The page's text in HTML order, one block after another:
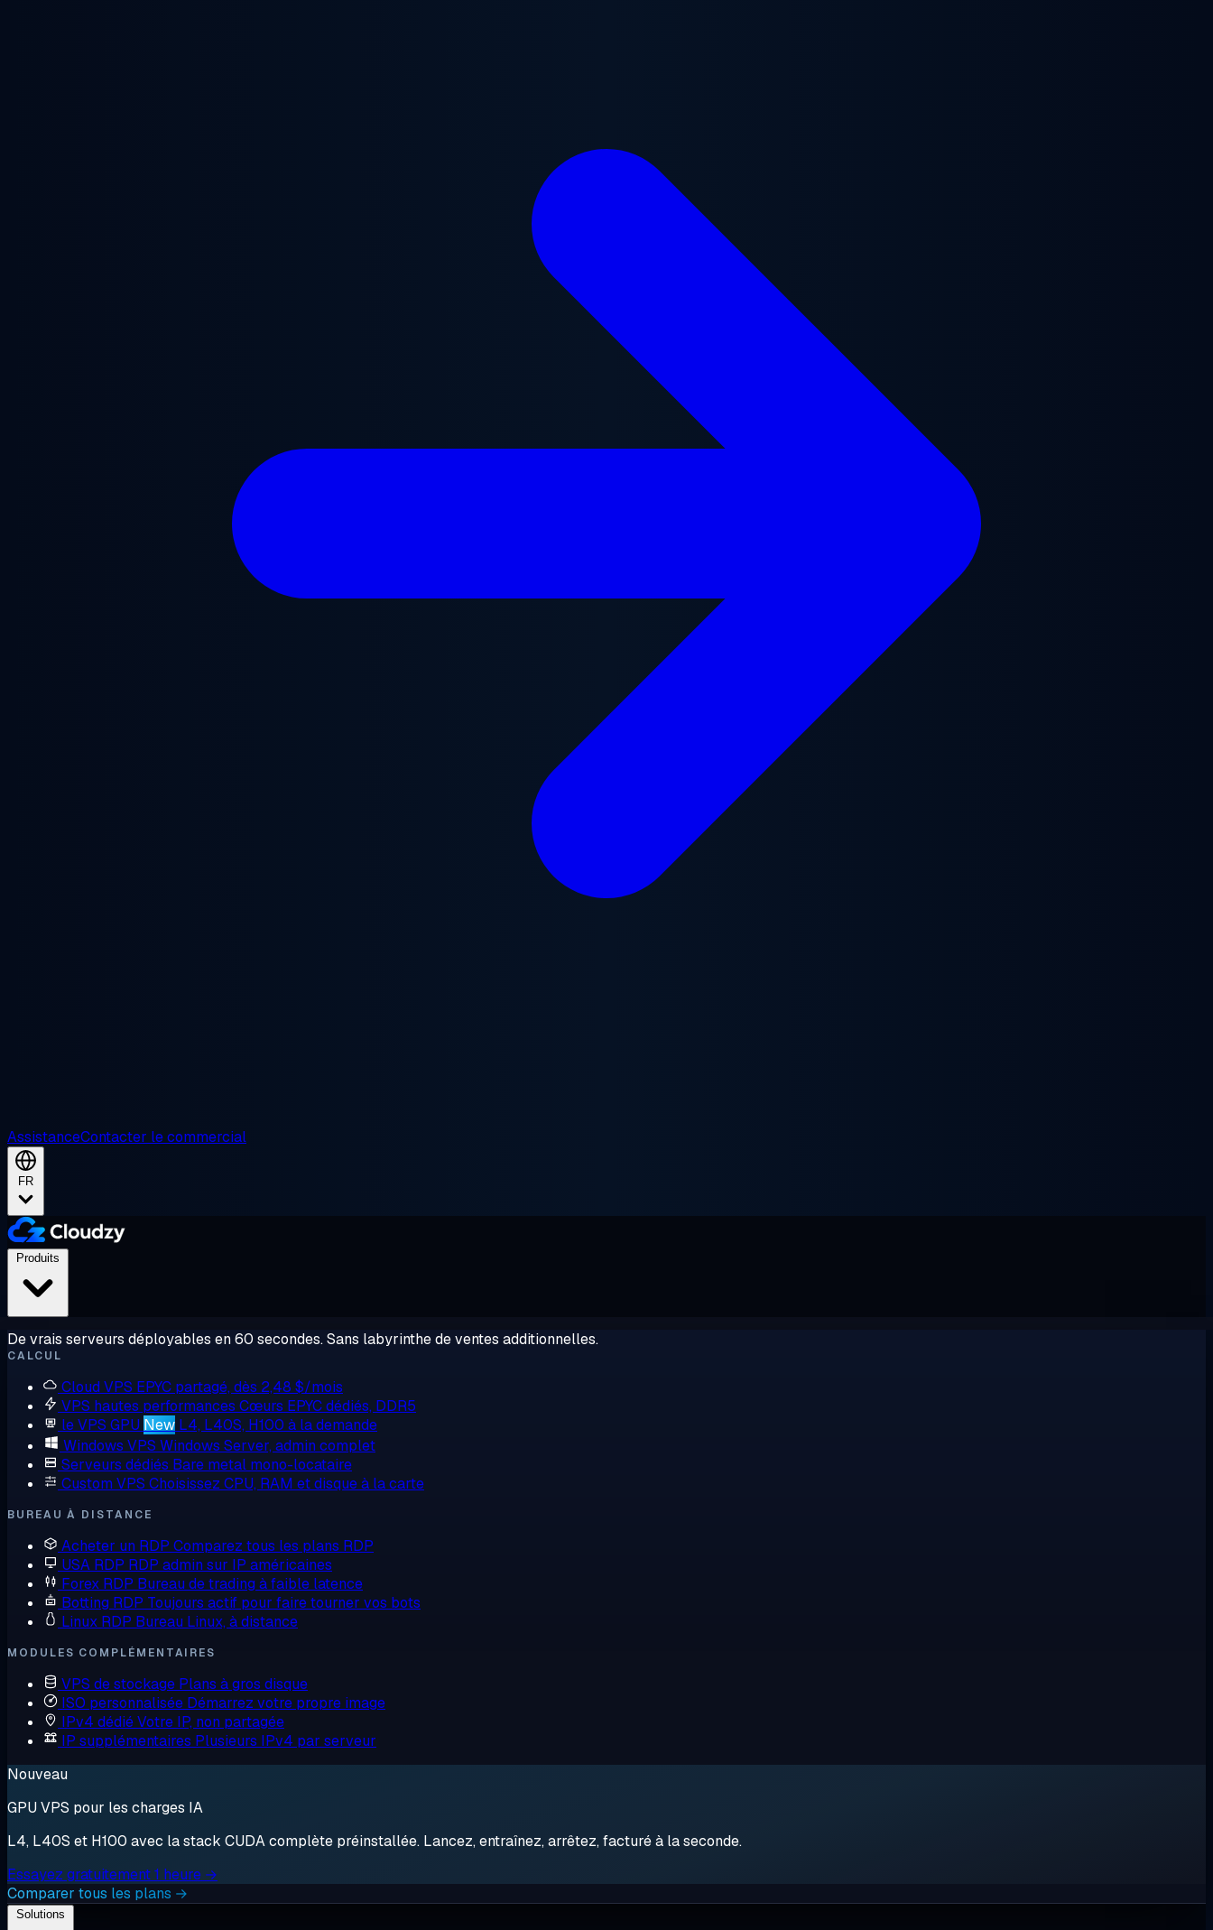
AssistanceContacter le commercial
FR
De vrais serveurs déployables en 60 secondes. Sans labyrinthe de ventes additionnelles.
CALCUL
Cloud VPS EPYC partagé, dès 2,48 $/mois
VPS hautes performances Cœurs EPYC dédiés, DDR5
le VPS GPU New L4, L40S, H100 à la demande
Windows VPS Windows Server, admin complet
Serveurs dédiés Bare metal mono-locataire
Custom VPS Choisissez CPU, RAM et disque à la carte
BUREAU À DISTANCE
Acheter un RDP Comparez tous les plans RDP
USA RDP RDP admin sur IP américaines
Forex RDP Bureau de trading à faible latence
Botting RDP Toujours actif pour faire tourner vos bots
Linux RDP Bureau Linux, à distance
MODULES COMPLÉMENTAIRES
VPS de stockage Plans à gros disque
ISO personnalisée Démarrez votre propre image
IPv4 dédiéVotre IP, non partagée
IP supplémentaires Plusieurs IPv4 par serveur
Nouveau
GPU VPS pour les charges IA
L4, L40S et H100 avec la stack CUDA complète préinstallée. Lancez, entraînez, arrêtez, facturé à la seconde.
Essayez gratuitement 1 heure →
Comparer tous les plans →